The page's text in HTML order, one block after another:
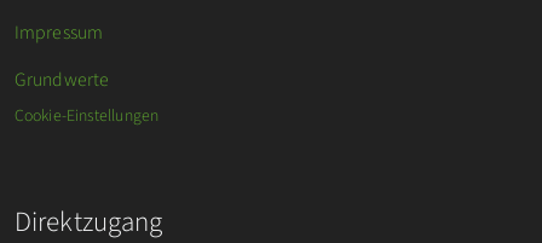
Impressum
Grundwerte
Cookie-Einstellungen
Direktzugang